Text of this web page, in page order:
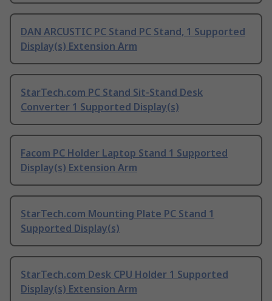
DAN ARCUSTIC PC Stand PC Stand, 1 Supported
Display(s) Extension Arm
StarTech.com PC Stand Sit-Stand Desk
Converter 1 Supported Display(s)
Facom PC Holder Laptop Stand 1 Supported
Display(s) Extension Arm
StarTech.com Mounting Plate PC Stand 1
Supported Display(s)
StarTech.com Desk CPU Holder 1 Supported
Display(s) Extension Arm